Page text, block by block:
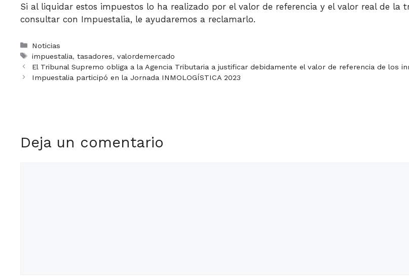
Si al liquidar estos impuestos lo ha realizado por el valor de referencia y el valor real de la
consultar con Impuestalia, le ayudaremos a reclamarlo.
Categorías
Noticias
Etiquetas
impuestalia,tasadores,valordemercado
El Tribunal Supremo obliga a la Agencia Tributaria a justificar debidamente el valor de referencia de los
Impuestalia participó en la Jornada INMOLOGÍSTICA 2023
Deja un comentario